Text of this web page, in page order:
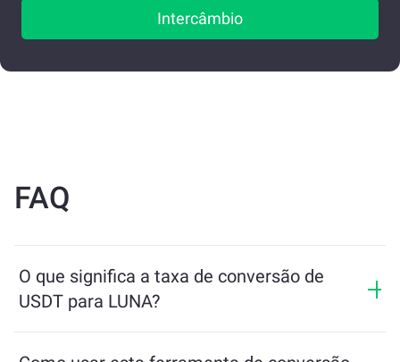
Intercâmbio
FAQ
O que significa a taxa de conversão de
USDT para LUNA?